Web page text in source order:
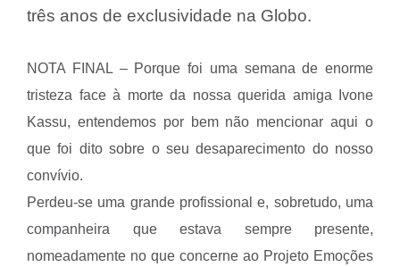
três anos de exclusividade na Globo.
NOTA FINAL – Porque foi uma semana de enorme
tristeza face à morte da nossa querida amiga Ivone
Kassu, entendemos por bem não mencionar aqui o
que foi dito sobre o seu desaparecimento do nosso
convívio.
Perdeu-se uma grande profissional e, sobretudo, uma
companheira que estava sempre presente,
nomeadamente no que concerne ao Projeto Emoções